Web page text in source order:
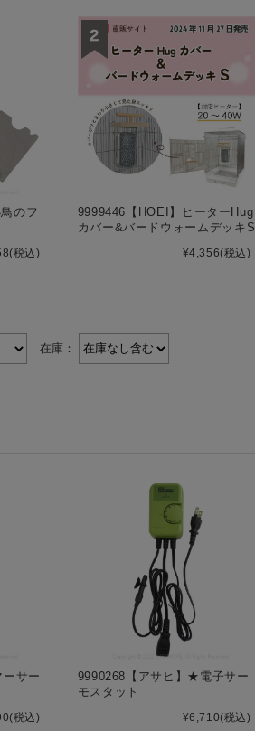
のフ
(税込)
9999446【HOEI】ヒーターHug
カバー&バードウォームデッキS
¥4,356(税込)
在庫：
サー
(税込)
9990268【アサヒ】★電子サー
モスタット
¥6,710(税込)